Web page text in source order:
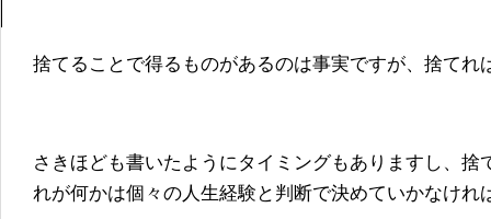
捨てることで得るものがあるのは事実ですが、捨てれ
さきほども書いたようにタイミングもありますし、
れが何かは個々の人生経験と判断で決めていかなけれ